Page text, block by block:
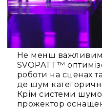
світло
Не менш
SVOPATT™
роботи на сценах
де шум
Крім системи
прожектор